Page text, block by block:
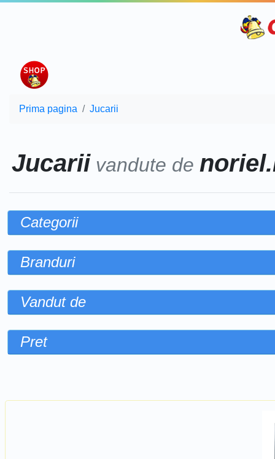
Prima pagina Jucarii
Jucariivandute de
Categorii
Branduri
Vandut de
Pret